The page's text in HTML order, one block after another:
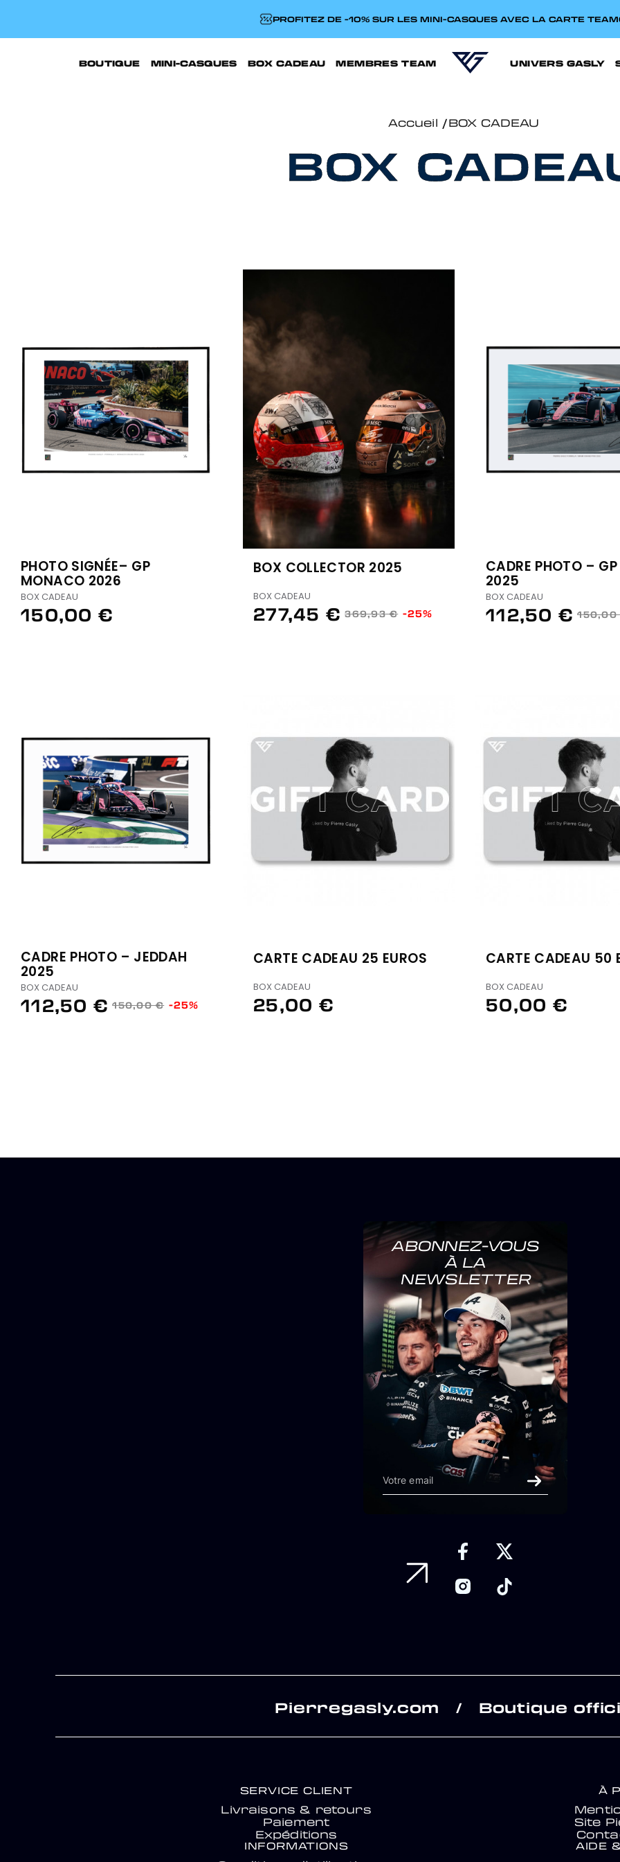
PROFITEZ DE -10% SUR LES MINI-CASQUES AVEC LA CARTE
BOUTIQUE MINI-CASQUES BOX CADEAU MEMBRES TEAM UNIVERS GASLY
Accueil BOX CADEAU
BOX
PHOTO SIGNÉE– GP
MONACO 2026
BOX CADEAU
150,00 €
BOX COLLECTOR 2025
BOX CADEAU
277,45 € 369,93 € -25%
CADRE PHOTO –
2025
BOX CADEAU
112,50 € 150,00
CADRE PHOTO – JEDDAH
2025
BOX CADEAU
112,50 € 150,00 € -25%
CARTE CADEAU 25 EUROS
BOX CADEAU
25,00 €
CARTE CADEAU 50
BOX CADEAU
50,00 €
ABONNEZ-VOUS
À LA
NEWSLETTER
Pierregasly.com / Boutique
SERVICE CLIENT
Livraisons & retours
Paiement
Expéditions
À
Site
INFORMATIONS AIDE